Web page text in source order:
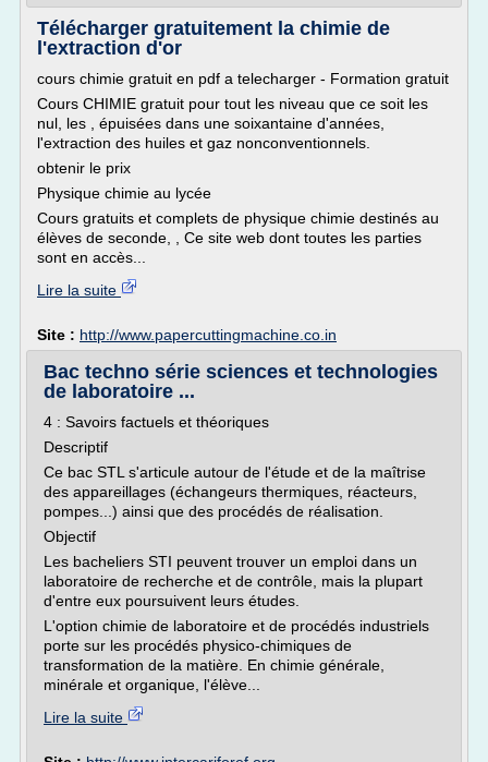
Télécharger gratuitement la chimie de
l'extraction d'or
cours chimie gratuit en pdf a telecharger - Formation gratuit
Cours CHIMIE gratuit pour tout les niveau que ce soit les
nul, les , épuisées dans une soixantaine d'années,
l'extraction des huiles et gaz nonconventionnels.
obtenir le prix
Physique chimie au lycée
Cours gratuits et complets de physique chimie destinés au
élèves de seconde, , Ce site web dont toutes les parties
sont en accès...
Lire la suite
Site : http://www.papercuttingmachine.co.in
Bac techno série sciences et technologies
de laboratoire ...
4 : Savoirs factuels et théoriques
Descriptif
Ce bac STL s'articule autour de l'étude et de la maîtrise
des appareillages (échangeurs thermiques, réacteurs,
pompes...) ainsi que des procédés de réalisation.
Objectif
Les bacheliers STI peuvent trouver un emploi dans un
laboratoire de recherche et de contrôle, mais la plupart
d'entre eux poursuivent leurs études.
L'option chimie de laboratoire et de procédés industriels
porte sur les procédés physico-chimiques de
transformation de la matière. En chimie générale,
minérale et organique, l'élève...
Lire la suite